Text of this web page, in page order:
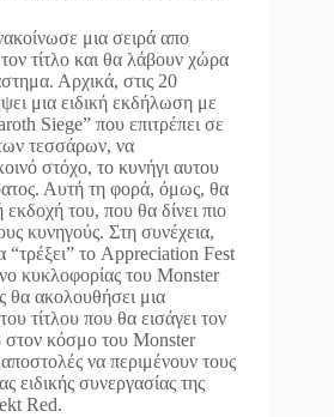
μια σειρά απο
τίτλο και θα λάβουν χώρα
Αρχικά, στις 20
μια ειδική εκδήλωση με
Siege” που επιτρέπει σε
τεσσάρων, να
στόχο, το κυνήγι αυτου
Αυτή τη φορά, όμως, θα
του, που θα δίνει πιο
κυνηγούς. Στη συνέχεια,
“τρέξει” το Appreciation Fest
κυκλοφορίας του Monster
θα ακολουθήσει μια
τίτλου που θα εισάγει τον
κόσμο του Monster
να περιμένουν τους
ειδικής συνεργασίας της
Red.